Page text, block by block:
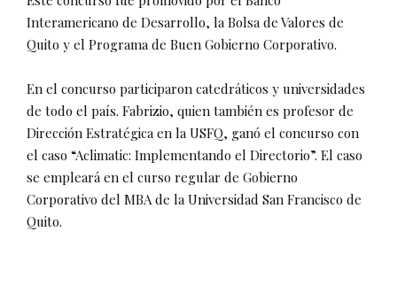
Interamericano de Desarrollo, la Bolsa de Valores de
Quito y el Programa de Buen Gobierno Corporativo.
En el concurso participaron catedráticos y universidades
de todo el país. Fabrizio, quien también es profesor de
Dirección Estratégica en la USFQ, ganó el concurso con
el caso “Aclimatic: Implementando el Directorio”. El caso
se empleará en el curso regular de Gobierno
Corporativo del MBA de la Universidad San Francisco de
Quito.